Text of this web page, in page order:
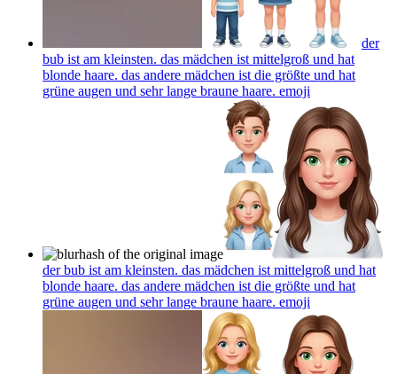
der
bub ist am kleinsten. das mädchen ist mittelgroß und hat
blonde haare. das andere mädchen ist die größte und hat
grüne augen und sehr lange braune haare. emoji
der bub ist am kleinsten. das mädchen ist mittelgroß und hat
blonde haare. das andere mädchen ist die größte und hat
grüne augen und sehr lange braune haare. emoji